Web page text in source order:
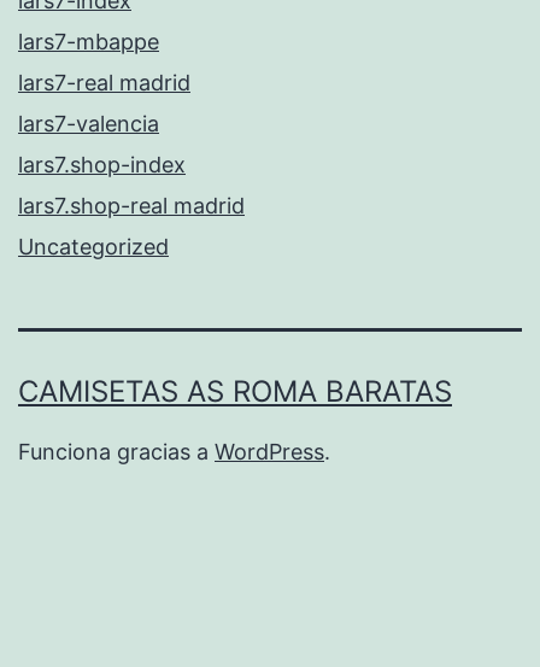
lars7-mbappe
lars7-real madrid
lars7-valencia
lars7.shop-index
lars7.shop-real madrid
Uncategorized
CAMISETAS AS ROMA BARATAS
Funciona gracias a WordPress.